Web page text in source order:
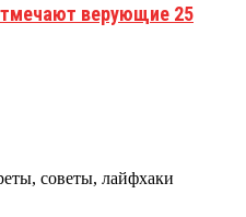
верующие 25
советы, лайфхаки